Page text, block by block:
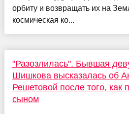
орбиту и возвращать их на
космическая ко...
"Разозлилась". Бывшая
Шишкова высказалась об
Решетовой после того, как
сыном